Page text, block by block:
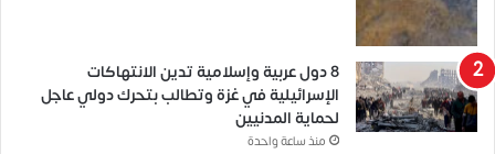
8 دول عربية وإسلامية تدين الانتهاكات
الإسرائيلية في غزة وتطالب بتحرك دولي عاجل
لحماية المدنيين
منذ ساعة واحدة